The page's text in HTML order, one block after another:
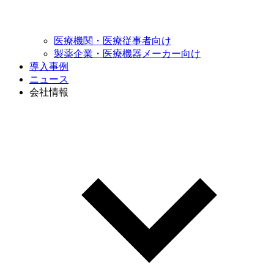
医療機関・ 医療従事者向け
製薬企業・医療機器 メーカー向け
導入事例
ニュース
会社情報